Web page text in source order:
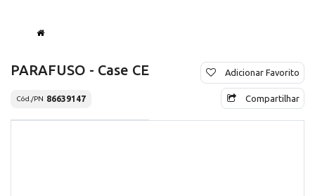
PARAFUSO - Case CE
Cód./PN 86639147
Adicionar Favorito
Compartilhar